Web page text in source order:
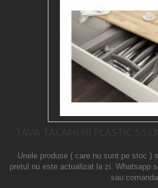
Unele produse ( care nu sunt pe stoc )
pretul nu este actualizat la zi. Whatsapp
sau comanda.